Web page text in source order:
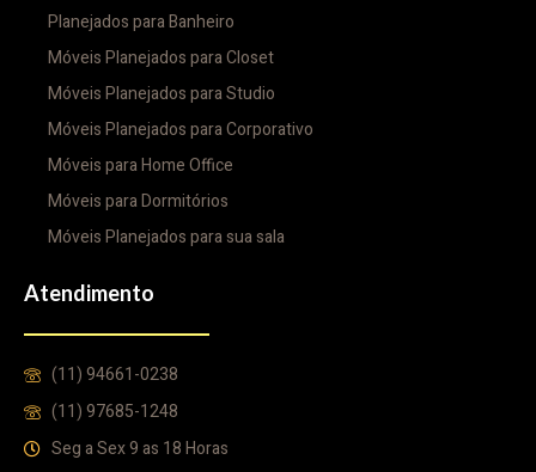
Planejados para Banheiro
Móveis Planejados para Closet
Móveis Planejados para Studio
Móveis Planejados para Corporativo
Móveis para Home Office
Móveis para Dormitórios
Móveis Planejados para sua sala
Atendimento
(11) 94661-0238
(11) 97685-1248
Seg a Sex 9 as 18 Horas